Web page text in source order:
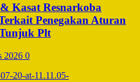
Kasat Resnarkoba
Penegakan Aturan
Plt
2026 0